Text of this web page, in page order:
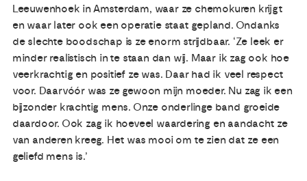
Leeuwenhoek in Amsterdam, waar ze chemokuren krijgt
en waar later ook een operatie staat gepland. Ondanks
de slechte boodschap is ze enorm strijdbaar. ‘Ze leek er
minder realistisch in te staan dan wij. Maar ik zag ook hoe
veerkrachtig en positief ze was. Daar had ik veel respect
voor. Daarvóór was ze gewoon mijn moeder. Nu zag ik een
bijzonder krachtig mens. Onze onderlinge band groeide
daardoor. Ook zag ik hoeveel waardering en aandacht ze
van anderen kreeg. Het was mooi om te zien dat ze een
geliefd mens is.’